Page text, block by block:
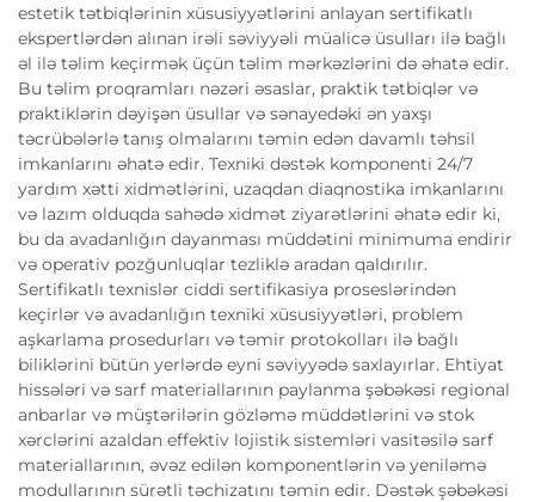
estetik tətbiqlərinin xüsusiyyətlərini anlayan sertifikatlı
ekspertlərdən alınan irəli səviyyəli müalicə üsulları ilə bağlı
əl ilə təlim keçirmək üçün təlim mərkəzlərini də əhatə edir.
Bu təlim proqramları nəzəri əsaslar, praktik tətbiqlər və
praktiklərin dəyişən üsullar və sənayedəki ən yaxşı
təcrübələrlə tanış olmalarını təmin edən davamlı təhsil
imkanlarını əhatə edir. Texniki dəstək komponenti 24/7
yardım xətti xidmətlərini, uzaqdan diaqnostika imkanlarını
və lazım olduqda sahədə xidmət ziyarətlərini əhatə edir ki,
bu da avadanlığın dayanması müddətini minimuma endirir
və operativ pozğunluqlar tezliklə aradan qaldırılır.
Sertifikatlı texnislər ciddi sertifikasiya proseslərindən
keçirlər və avadanlığın texniki xüsusiyyətləri, problem
aşkarlama prosedurları və təmir protokolları ilə bağlı
biliklərini bütün yerlərdə eyni səviyyədə saxlayırlar. Ehtiyat
hissələri və sarf materiallarının paylanma şəbəkəsi regional
anbarlar və müştərilərin gözləmə müddətlərini və stok
xərclərini azaldan effektiv lojistik sistemləri vasitəsilə sarf
materiallarının, əvəz edilən komponentlərin və yeniləmə
modullarının sürətli təchizatını təmin edir. Dəstək şəbəkəsi